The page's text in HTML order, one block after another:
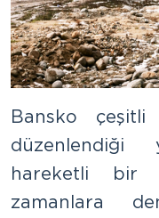
Bansko çeşitli
düzenlendiği
hareketli bir
zamanlara